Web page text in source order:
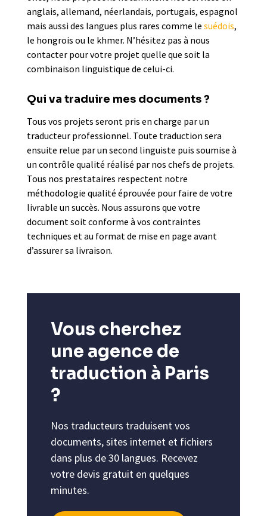
anglais, allemand, néerlandais, portugais, espagnol
mais aussi des langues plus rares comme le suédois,
le hongrois ou le khmer. N’hésitez pas à nous
contacter pour votre projet quelle que soit la
combinaison linguistique de celui-ci.
Qui va traduire mes documents ?
Tous vos projets seront pris en charge par un
traducteur professionnel. Toute traduction sera
ensuite relue par un second linguiste puis soumise à
un contrôle qualité réalisé par nos chefs de projets.
Tous nos prestataires respectent notre
méthodologie qualité éprouvée pour faire de votre
livrable un succès. Nous assurons que votre
document soit conforme à vos contraintes
techniques et au format de mise en page avant
d’assurer sa livraison.
Vous cherchez
une agence de
traduction à Paris
?
Nos traducteurs traduisent vos
documents, sites internet et fichiers
dans plus de 30 langues. Recevez
votre devis gratuit en quelques
minutes.